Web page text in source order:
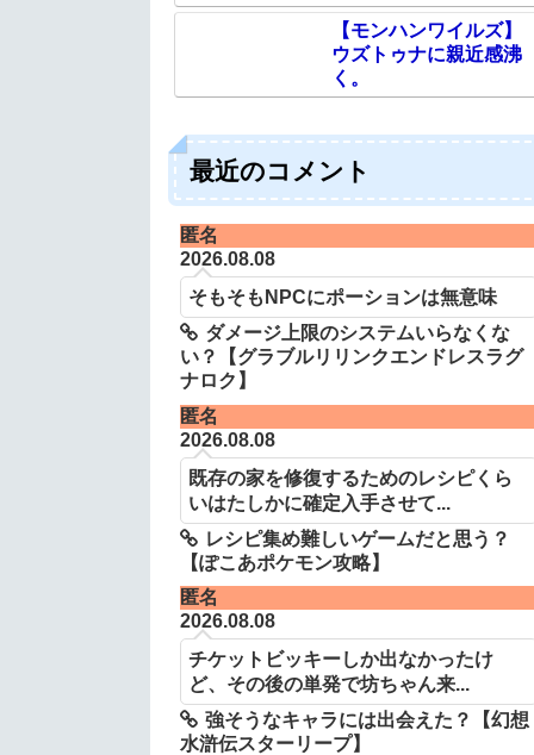
【モンハンワイルズ】
ウズトゥナに親近感沸
く。
最近のコメント
匿名
2026.08.08
そもそもNPCにポーションは無意味
ダメージ上限のシステムいらなくな
い？【グラブルリリンクエンドレスラグ
ナロク】
匿名
2026.08.08
既存の家を修復するためのレシピくら
いはたしかに確定入手させて...
レシピ集め難しいゲームだと思う？
【ぽこあポケモン攻略】
匿名
2026.08.08
チケットビッキーしか出なかったけ
ど、その後の単発で坊ちゃん来...
強そうなキャラには出会えた？【幻想
水滸伝スターリープ】